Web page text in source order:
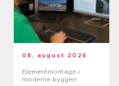
08. august 2026
Elementmontage i
moderne byggeri